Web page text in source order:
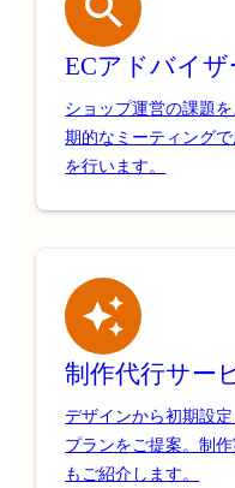
ECアドバイザ
ショップ運営の課題
期的なミーティング
を行います。
制作代行サー
デザインから初期設
プランをご提案。制
もご紹介します。